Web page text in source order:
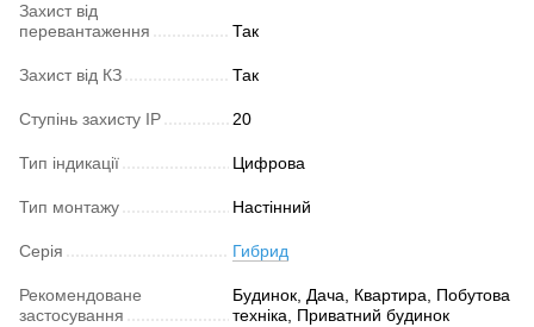
Захист від
перевантаження
Так
Захист від КЗ Так
Ступінь захисту IP 20
Тип індикації Цифрова
Тип монтажу Настінний
Серія Гибрид
Рекомендоване
застосування
Будинок, Дача, Квартира, Побутова
техніка, Приватний будинок